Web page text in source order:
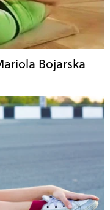
Bojarska